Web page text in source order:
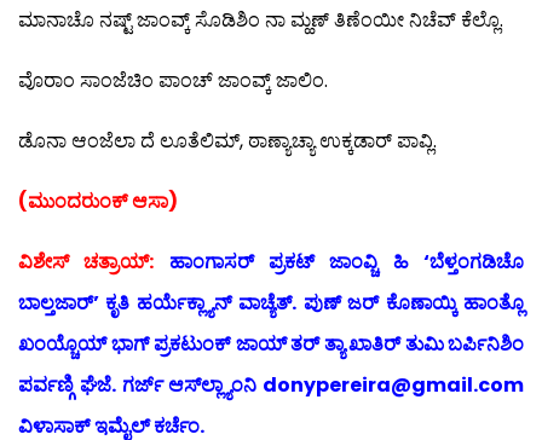
ಮಾನಾಚೊ ನಷ್ಟ್ ಜಾಂವ್ಕ್ ಸೊಡಿಶಿಂ ನಾ ಮ್ಹಣ್ ತಿಣೆಂಯೀ ನಿಚೆವ್ ಕೆಲ್ಲೊ.
ವೊರಾಂ ಸಾಂಜೆಚಿಂ ಪಾಂಚ್ ಜಾಂವ್ಕ್ ಜಾಲಿಂ.
ಡೊನಾ ಆಂಜೆಲಾ ದೆ ಲೂತೆಲಿಮ್, ಠಾಣ್ಯಾಚ್ಯಾ ಉಕ್ಕಡಾರ್ ಪಾವ್ಲಿ.
(ಮುಂದರುಂಕ್ ಆಸಾ)
ವಿಶೇಸ್ ಚತ್ರಾಯ್: ಹಾಂಗಾಸರ್ ಪ್ರಕಟ್ ಜಾಂವ್ಚಿ ಹಿ ‘ಬೆಳ್ತಂಗಡಿಚೊ
ಬಾಲ್ತಜಾರ್’ ಕೃತಿ ಹರ್ಯೆಕ್ಲ್ಯಾನ್ ವಾಚ್ಯೆತ್. ಪುಣ್ ಜರ್ ಕೊಣಾಯ್ಕಿ ಹಾಂತ್ಲೊ
ಖಂಯ್ಚೊಯ್ ಭಾಗ್ ಪ್ರಕಟುಂಕ್ ಜಾಯ್ ತರ್ ತ್ಯಾ ಖಾತಿರ್ ತುಮಿ ಬರ್ಪಿನಿಶಿಂ
ಪರ್ವಣ್ಗಿ ಘೆಜೆ. ಗರ್ಜ್ ಆಸ್‍ಲ್ಲ್ಯಾಂನಿ donypereira@gmail.com
ವಿಳಾಸಾಕ್ ಇಮೈಲ್ ಕರ್ಚೆಂ.